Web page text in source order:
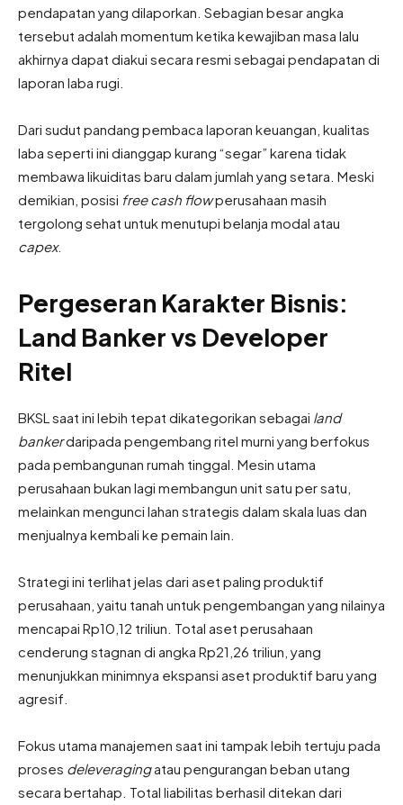
pendapatan yang dilaporkan. Sebagian besar angka
tersebut adalah momentum ketika kewajiban masa lalu
akhirnya dapat diakui secara resmi sebagai pendapatan di
laporan laba rugi.
Dari sudut pandang pembaca laporan keuangan, kualitas
laba seperti ini dianggap kurang “segar” karena tidak
membawa likuiditas baru dalam jumlah yang setara. Meski
demikian, posisi free cash flowperusahaan masih
tergolong sehat untuk menutupi belanja modal atau
capex.
Pergeseran Karakter Bisnis:
Land Banker vs Developer
Ritel
BKSL saat ini lebih tepat dikategorikan sebagai land
bankerdaripada pengembang ritel murni yang berfokus
pada pembangunan rumah tinggal. Mesin utama
perusahaan bukan lagi membangun unit satu per satu,
melainkan mengunci lahan strategis dalam skala luas dan
menjualnya kembali ke pemain lain.
Strategi ini terlihat jelas dari aset paling produktif
perusahaan, yaitu tanah untuk pengembangan yang nilainya
mencapai Rp10,12 triliun. Total aset perusahaan
cenderung stagnan di angka Rp21,26 triliun, yang
menunjukkan minimnya ekspansi aset produktif baru yang
agresif.
Fokus utama manajemen saat ini tampak lebih tertuju pada
proses deleveragingatau pengurangan beban utang
secara bertahap. Total liabilitas berhasil ditekan dari